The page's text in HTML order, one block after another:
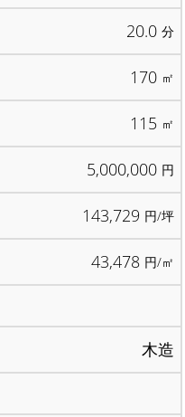
20.0 分
170 ㎡
115 ㎡
5,000,000 円
143,729 円/坪
43,478 円/㎡
木造